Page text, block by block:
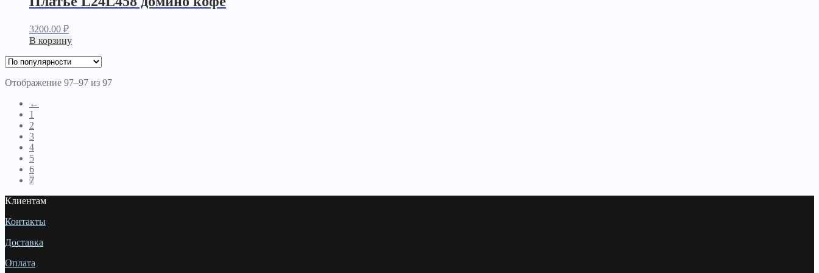
3200.00 ₽
В корзину
Отображение 97–97 из 97
←
1
2
3
4
5
6
7
Клиентам
Контакты
Доставка
Оплата